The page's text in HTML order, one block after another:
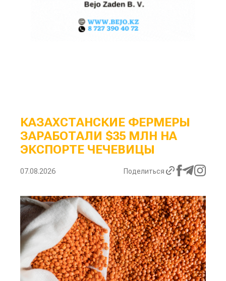
КАЗАХСТАНСКИЕ ФЕРМЕРЫ
ЗАРАБОТАЛИ $35 МЛН НА
ЭКСПОРТЕ ЧЕЧЕВИЦЫ
07.08.2026 Поделиться